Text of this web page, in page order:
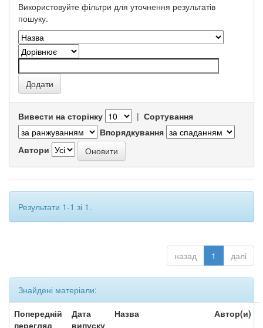
Використовуйте фільтри для уточнення результатів
пошуку.
Вивести на сторінку | Сортування
Впорядкування
Автори
Результати 1-1 зі 1.
назад 1 далі
Знайдені матеріали:
Попередній
перегляд
Дата
випуску
Назва Автор(и)